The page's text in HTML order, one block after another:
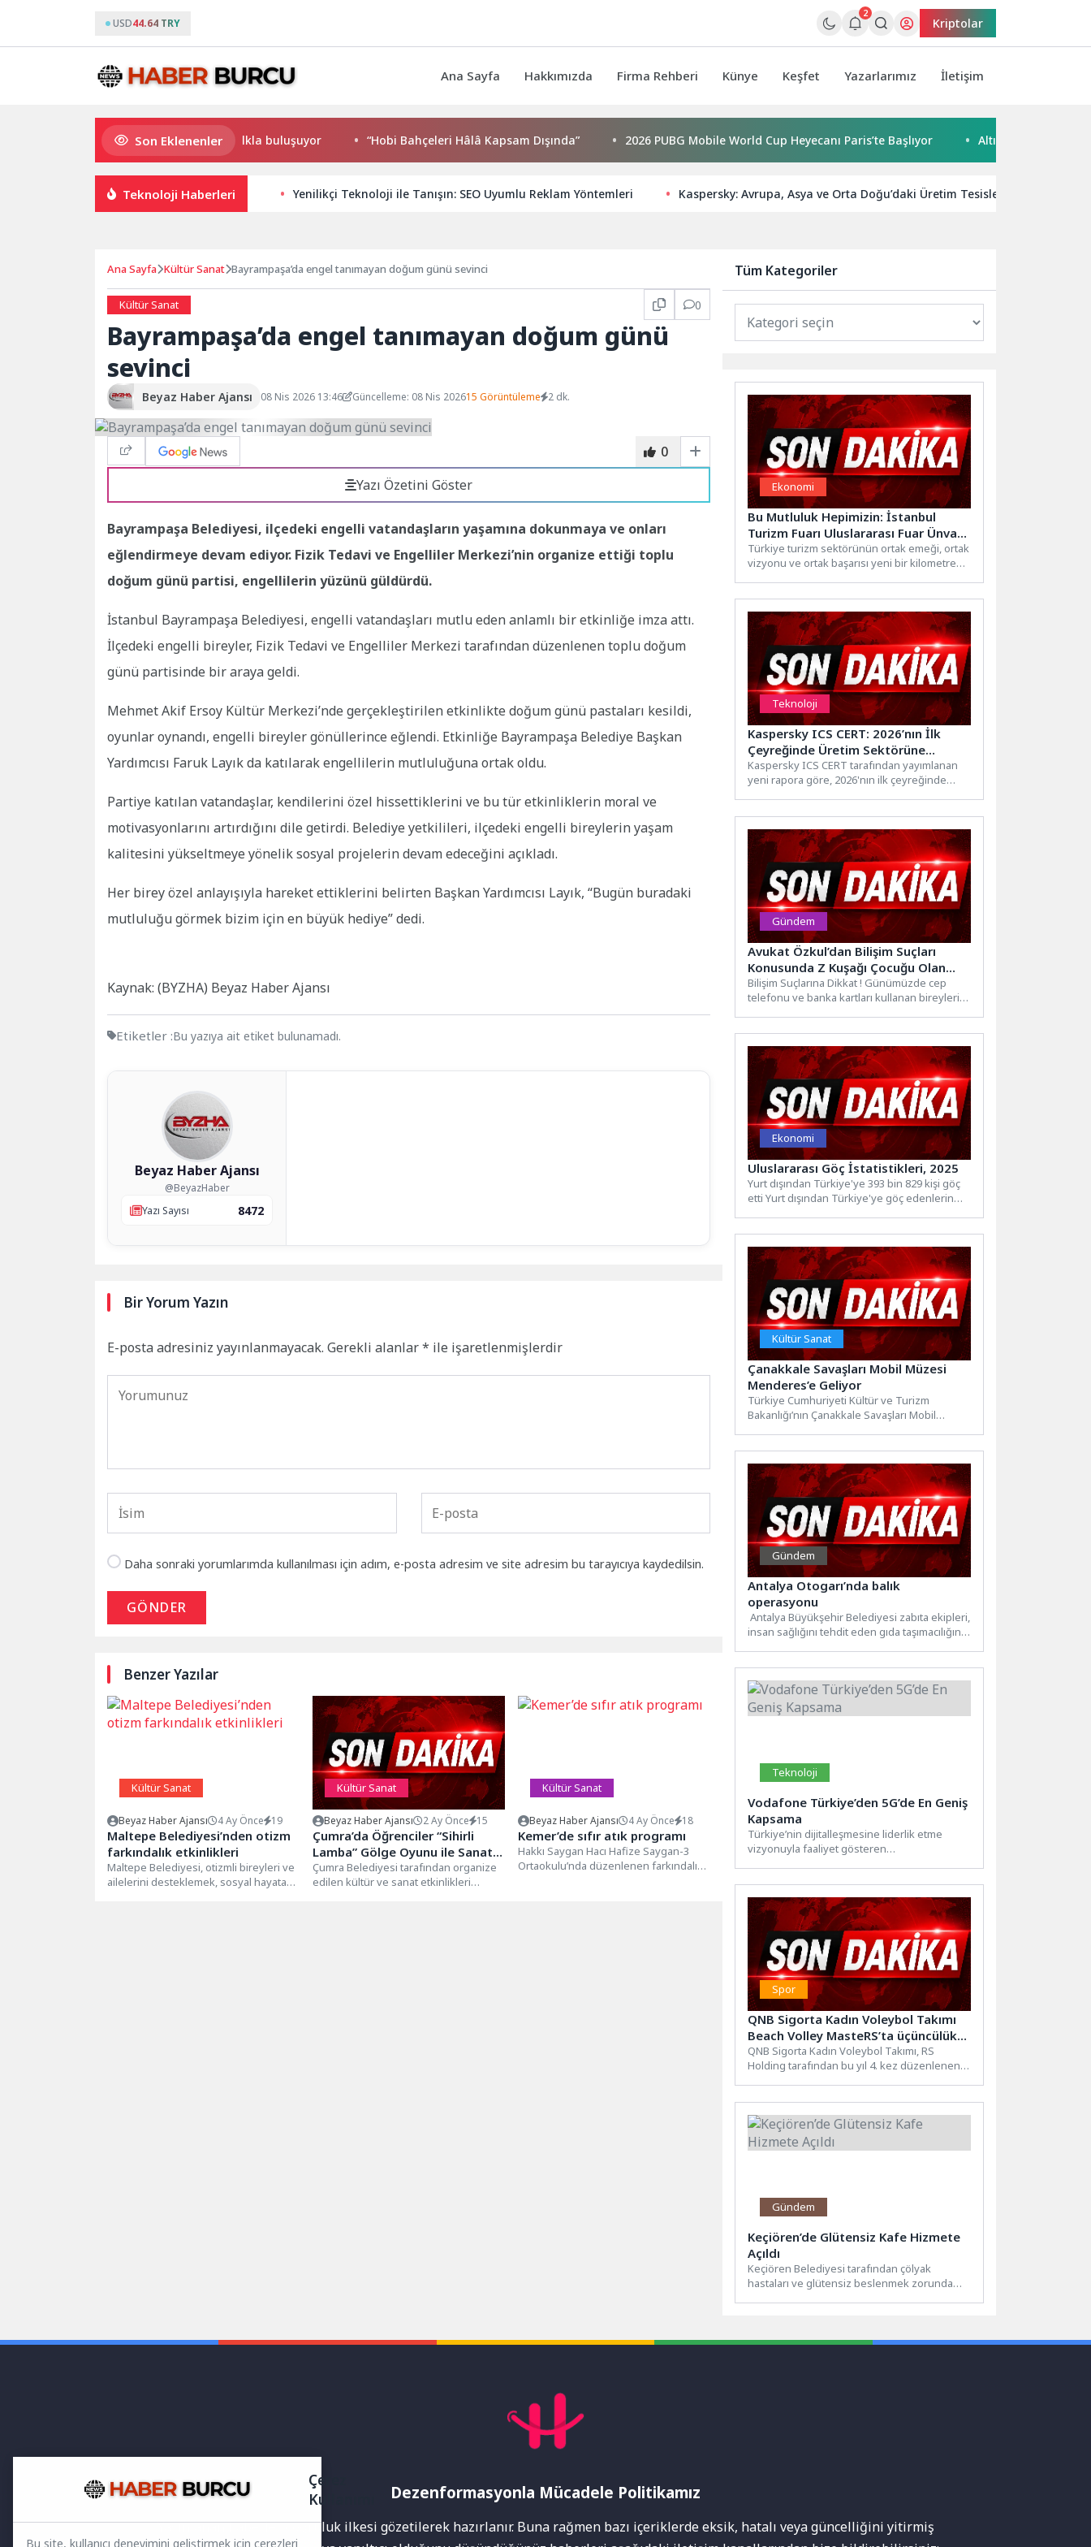
USD44.64 TRY
2
Kriptolar
Ana Sayfa Hakkımızda Firma Rehberi Künye Keşfet Yazarlarımız İletişim
Son Eklenenler
Bornova’da doğal lezzetler halkla buluşuyor “Hobi Bahçeleri Hâlâ Kapsam Dışında” 2026 PUBG Mobile World Cup Heyecanı Paris’te Başlıyor Altın Portakal ödüllü
Teknoloji Haberleri Yenilikçi Teknoloji ile Tanışın: SEO Uyumlu Reklam Yöntemleri Kaspersky: Avrupa, Asya ve Orta Doğu’daki Üretim Tesislerini Hedef Alan
Ana Sayfa Kültür Sanat Bayrampaşa’da engel tanımayan doğum günü sevinci
Kültür Sanat 0
Bayrampaşa’da engel tanımayan doğum günü
sevinci
Beyaz Haber Ajansı 08 Nis 2026 13:46 Güncelleme: 08 Nis 202615 Görüntüleme 2 dk.
0
Yazı Özetini Göster
Bayrampaşa Belediyesi, ilçedeki engelli vatandaşların yaşamına dokunmaya ve onları
eğlendirmeye devam ediyor. Fizik Tedavi ve Engelliler Merkezi’nin organize ettiği toplu
doğum günü partisi, engellilerin yüzünü güldürdü.
İstanbul Bayrampaşa Belediyesi, engelli vatandaşları mutlu eden anlamlı bir etkinliğe imza attı.
İlçedeki engelli bireyler, Fizik Tedavi ve Engelliler Merkezi tarafından düzenlenen toplu doğum
günü partisinde bir araya geldi.
Mehmet Akif Ersoy Kültür Merkezi’nde gerçekleştirilen etkinlikte doğum günü pastaları kesildi,
oyunlar oynandı, engelli bireyler gönüllerince eğlendi. Etkinliğe Bayrampaşa Belediye Başkan
Yardımcısı Faruk Layık da katılarak engellilerin mutluluğuna ortak oldu.
Partiye katılan vatandaşlar, kendilerini özel hissettiklerini ve bu tür etkinliklerin moral ve
motivasyonlarını artırdığını dile getirdi. Belediye yetkilileri, ilçedeki engelli bireylerin yaşam
kalitesini yükseltmeye yönelik sosyal projelerin devam edeceğini açıkladı.
Her birey özel anlayışıyla hareket ettiklerini belirten Başkan Yardımcısı Layık, “Bugün buradaki
mutluluğu görmek bizim için en büyük hediye” dedi.
Kaynak: (BYZHA) Beyaz Haber Ajansı
Etiketler :Bu yazıya ait etiket bulunamadı.
Beyaz Haber Ajansı
@BeyazHaber
Yazı Sayısı
8472
Bir Yorum Yazın
E-posta adresiniz yayınlanmayacak. Gerekli alanlar* ile işaretlenmişlerdir
Daha sonraki yorumlarımda kullanılması için adım, e-posta adresim ve site adresim bu tarayıcıya kaydedilsin.
GÖNDER
Benzer Yazılar
Kültür Sanat
Beyaz Haber Ajansı 4 Ay Önce 19
Maltepe Belediyesi’nden otizm
farkındalık etkinlikleri
Maltepe Belediyesi, otizmli bireyleri ve
ailelerini desteklemek, sosyal hayata
Kültür Sanat
Beyaz Haber Ajansı 2 Ay Önce 15
Çumra’da Öğrenciler “Sihirli
Lamba” Gölge Oyunu ile Sanatla
Buluştu
Çumra Belediyesi tarafından organize
edilen kültür ve sanat etkinlikleri
Kültür Sanat
Beyaz Haber Ajansı 4 Ay Önce 18
Kemer’de sıfır atık programı
Hakkı Saygan Hacı Hafize Saygan-3
Ortaokulu’nda düzenlenen farkındalık
Tüm Kategoriler
Ekonomi
Bu Mutluluk Hepimizin: İstanbul
Turizm Fuarı Uluslararası Fuar Ünvanı
Aldı
Türkiye turizm sektörünün ortak emeği, ortak
vizyonu ve ortak başarısı yeni bir kilometre
Teknoloji
Kaspersky ICS CERT: 2026’nın İlk
Çeyreğinde Üretim Sektörüne
Yönelik Siber Saldırılarda Artış
Görüldü
Kaspersky ICS CERT tarafından yayımlanan
yeni rapora göre, 2026'nın ilk çeyreğinde
Gündem
Avukat Özkul’dan Bilişim Suçları
Konusunda Z Kuşağı Çocuğu Olan
Ailelere Öneriler
Bilişim Suçlarına Dikkat ! Günümüzde cep
telefonu ve banka kartları kullanan bireylerin
Ekonomi
Uluslararası Göç İstatistikleri, 2025
Yurt dışından Türkiye'ye 393 bin 829 kişi göç
etti Yurt dışından Türkiye'ye göç edenlerin
Kültür Sanat
Çanakkale Savaşları Mobil Müzesi
Menderes’e Geliyor
Türkiye Cumhuriyeti Kültür ve Turizm
Bakanlığı’nın Çanakkale Savaşları Mobil
Gündem
Antalya Otogarı’nda balık
operasyonu
Antalya Büyükşehir Belediyesi zabıta ekipleri,
insan sağlığını tehdit eden gıda taşımacılığına
Teknoloji
Vodafone Türkiye’den 5G’de En Geniş
Kapsama
Türkiye’nin dijitalleşmesine liderlik etme
vizyonuyla faaliyet gösteren
Spor
QNB Sigorta Kadın Voleybol Takımı
Beach Volley MasteRS’ta üçüncülük
kupasının sahibi oldu
QNB Sigorta Kadın Voleybol Takımı, RS
Holding tarafından bu yıl 4. kez düzenlenen
Gündem
Keçiören’de Glütensiz Kafe Hizmete
Açıldı
Keçiören Belediyesi tarafından çölyak
hastaları ve glütensiz beslenmek zorunda
Dezenformasyonla Mücadele Politikamız
Yayınlanan haberler doğruluk ilkesi gözetilerek hazırlanır. Buna rağmen bazı içeriklerde eksik, hatalı veya güncelliğini yitirmiş
Çerez
Kullanımı
Bu site, kullanıcı deneyimini geliştirmek için çerezleri